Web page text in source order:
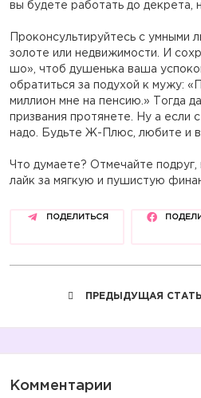
вы будете работать до декрета,
Проконсультируйтесь с умными
золоте или недвижимости. И
шо», чтоб душенька ваша
обратиться за подухой к мужу:
миллион мне на пенсию.» Тогда
призвания протянете. Ну а если
надо. Будьте Ж-Плюс, любите и
Что думаете? Отмечайте
лайк за мягкую и пушистую
ПОДЕЛИТЬСЯ
ПРЕДЫДУЩАЯ
Комментарии